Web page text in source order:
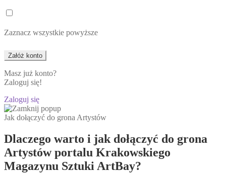
Zaznacz wszystkie powyższe
Masz już konto?
Zaloguj się!
Zaloguj się
Jak dołączyć do grona Artystów
Dlaczego warto i jak dołączyć do grona
Artystów portalu Krakowskiego
Magazynu Sztuki ArtBay?